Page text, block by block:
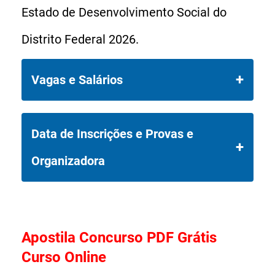
Estado de Desenvolvimento Social do
Distrito Federal 2026.
Vagas e Salários
O Concurso SEDES DF 2026 da
Secretaria de Estado de
Desenvolvimento Social do Distrito
reserva (CR), assim distribuídas:
Data de Inscrições e Provas e
Organizadora
Apostila Concurso PDF Grátis
Curso Online